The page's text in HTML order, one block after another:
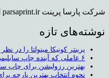
شرکت پارسا پرینت parsaprint.ir از بهترین ارائه دهندگان دستگاه چاپ روی تیشرت و دستگاه کپی استوک می باشد که دفتر فروش و همچنین نمایشگاهی برای محصولات در تهران دارد.
نوشته‌های تازه
پرینتر کونیکا مینولتا را در
۶ عاملی که آینده چاپ سابلیمیشن را شکل می دهد
بهترین رزولیشن برای چاپ
نحوه انتخاب بهترین پارچه